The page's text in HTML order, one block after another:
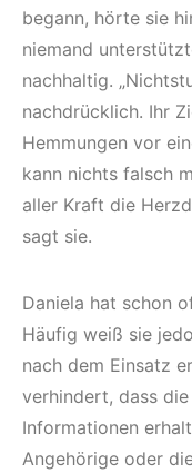
begann, hörte sie
niemand
nachhaltig.
nachdrücklich. Ihr
Hemmungen vor
kann nichts falsch
aller Kraft die
sagt sie.
Daniela hat schon
Häufig weiß sie
nach dem Einsatz
verhindert, dass
Informationen
Angehörige oder